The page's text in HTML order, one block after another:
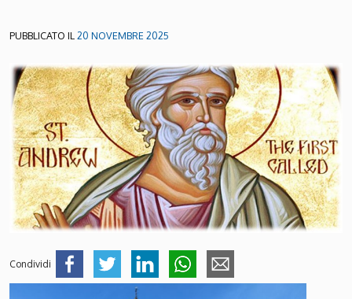
PUBBLICATO IL20 NOVEMBRE 2025
Condividi